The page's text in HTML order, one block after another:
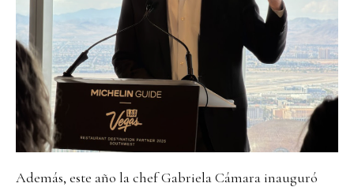
Además, este año la chef Gabriela Cámara inauguró